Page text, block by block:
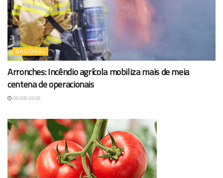
NACIONAL
Arronches: Incêndio agrícola mobiliza mais de meia
centena de operacionais
06/08/2026